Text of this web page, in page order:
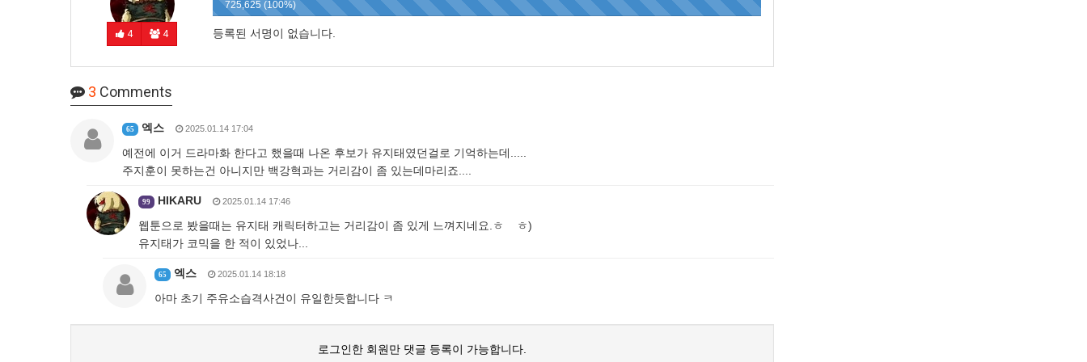
4 4
725,625 (100%)
등록된 서명이 없습니다.
3 Comments
65 엑스 2025.01.14 17:04
예전에 이거 드라마화 한다고 했을때 나온 후보가 유지태였던걸로 기억하는데.....
주지훈이 못하는건 아니지만 백강혁과는 거리감이 좀 있는데마리죠....
99 HIKARU 2025.01.14 17:46
웹툰으로 봤을때는 유지태 캐릭터하고는 거리감이 좀 있게 느껴지네요.ㅎ ㅎ)
유지태가 코믹을 한 적이 있었나...
65 엑스 2025.01.14 18:18
아마 초기 주유소습격사건이 유일한듯합니다 ㅋ
로그인한 회원만 댓글 등록이 가능합니다.